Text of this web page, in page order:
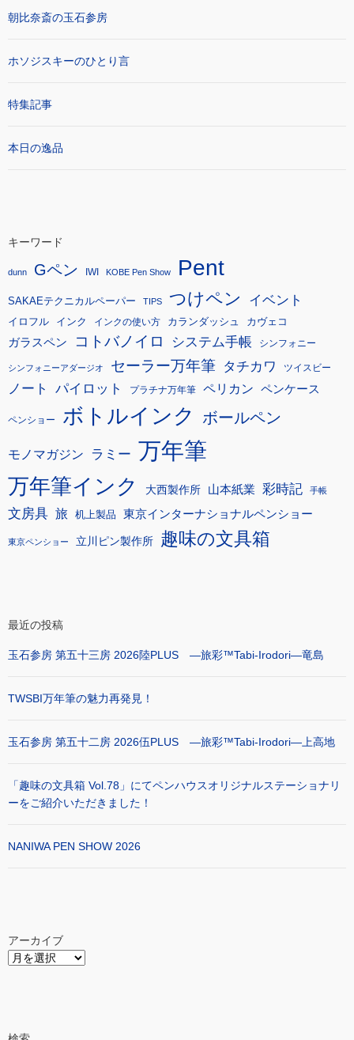
朝比奈斎の玉石参房
ホソジスキーのひとり言
特集記事
本日の逸品
キーワード
dunn Gペン IWI KOBE Pen Show Pent
SAKAEテクニカルペーパー TIPS つけペン イベント
イロフル インク インクの使い方 カランダッシュ カヴェコ
ガラスペン コトバノイロ システム手帳 シンフォニー
シンフォニーアダージオ セーラー万年筆 タチカワ ツイスビー
ノート パイロット プラチナ万年筆 ペリカン ペンケース
ペンショー ボトルインク ボールペン
モノマガジン ラミー 万年筆
万年筆インク 大西製作所 山本紙業 彩時記 手帳
文房具 旅 机上製品 東京インターナショナルペンショー
東京ペンショー 立川ピン製作所 趣味の文具箱
最近の投稿
玉石参房 第五十三房 2026陸PLUS ―旅彩™Tabi-Irodori―竜島
TWSBI万年筆の魅力再発見！
玉石参房 第五十二房 2026伍PLUS ―旅彩™Tabi-Irodori―上高地
「趣味の文具箱 Vol.78」にてペンハウスオリジナルステーショナリ
ーをご紹介いただきました！
NANIWA PEN SHOW 2026
アーカイブ